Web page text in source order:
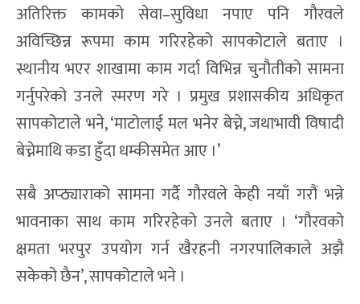
अतिरिक्त कामको सेवा–सुविधा नपाए पनि गौरवले
अविच्छिन्न रूपमा काम गरिरहेको सापकोटाले बताए ।
स्थानीय भएर शाखामा काम गर्दा विभिन्न चुनौतीको सामना
गर्नुपरेको उनले स्मरण गरे । प्रमुख प्रशासकीय अधिकृत
सापकोटाले भने, ‘माटोलाई मल भनेर बेच्ने, जथाभावी विषादी
बेच्नेमाथि कडा हुँदा धम्कीसमेत आए ।’
सबै अप्ठ्याराको सामना गर्दै गौरवले केही नयाँ गरौं भन्ने
भावनाका साथ काम गरिरहेको उनले बताए । ‘गौरवको
क्षमता भरपुर उपयोग गर्न खैरहनी नगरपालिकाले अझै
सकेको छैन’, सापकोटाले भने ।